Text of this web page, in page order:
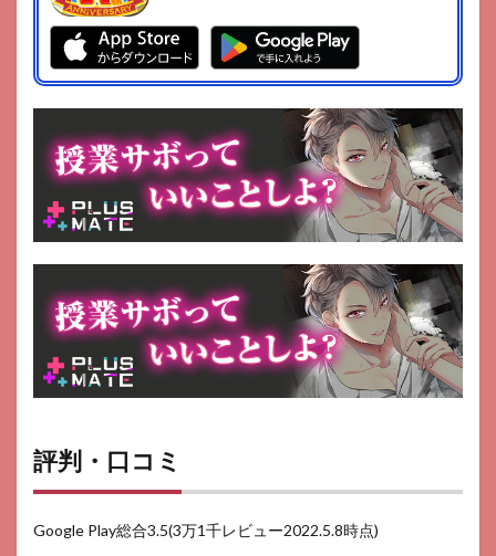
評判・口コミ
Google Play総合3.5(3万1千レビュー2022.5.8時点)